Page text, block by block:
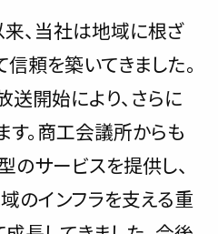
、当社は地域に根ざ
頼を築いてきました。
開始により、さらに
。商工会議所からも
サービスを提供し、
のインフラを支える重